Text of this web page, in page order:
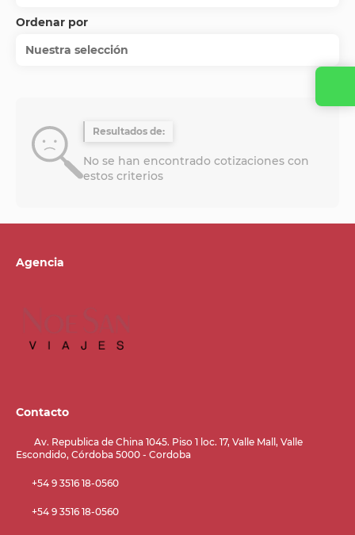
Ordenar por
Nuestra selección
Resultados de:
No se han encontrado cotizaciones con
estos criterios
Agencia
Contacto
Av. Republica de China 1045. Piso 1 loc. 17, Valle Mall, Valle
Escondido, Córdoba 5000 - Cordoba
+54 9 3516 18-0560
+54 9 3516 18-0560